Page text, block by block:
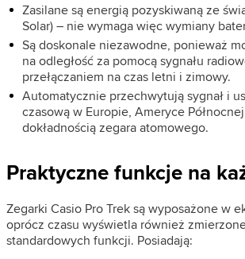
Zasilane są energią pozyskiwaną ze
Solar) – nie wymaga więc wymiany
Są doskonale niezawodne, ponieważ
na odległość za pomocą sygnału
przełączaniem na czas letni i zimowy.
Automatycznie przechwytują sygnał i
czasową w Europie, Ameryce
dokładnością zegara atomowego.
Praktyczne funkcje na
Zegarki Casio Pro Trek są wyposażone w
oprócz czasu wyświetla również
standardowych funkcji. Posiadają: